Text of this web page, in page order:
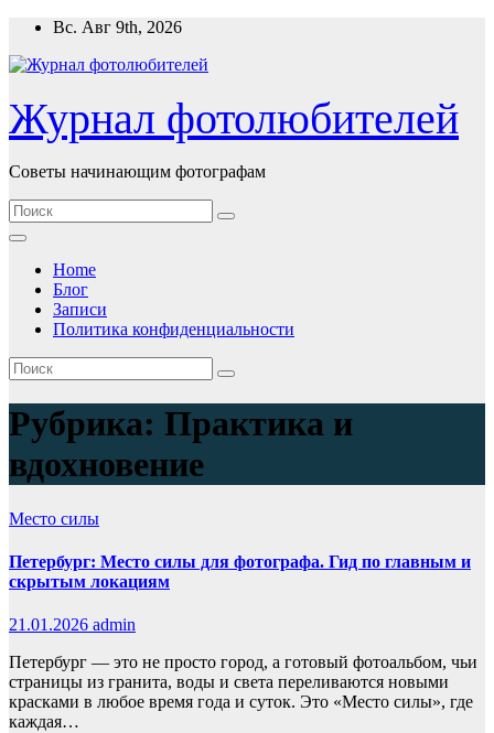
Перейти
содержимому
Вс. Авг 9th, 2026
Журнал фотолюбителей
Советы начинающим фотографам
Home
Блог
Записи
Политика конфиденциальности
Рубрика: Практика и
вдохновение
Место силы
Петербург: Место силы для фотографа. Гид по главным и
скрытым локациям
21.01.2026 admin
Петербург — это не просто город, а готовый фотоальбом, чьи
страницы из гранита, воды и света переливаются новыми
красками в любое время года и суток. Это «Место силы», где
каждая…